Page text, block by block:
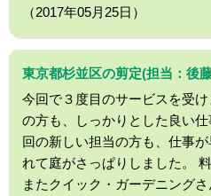
（2017年05月25日）
東京都杉並区の剪定(担当：後
今回で３度目のサービスを受
の方も、しっかりとした良い
回の新しい担当の方も、仕事
れて庭がさっぱりしました。
またクイック・ガーデニング